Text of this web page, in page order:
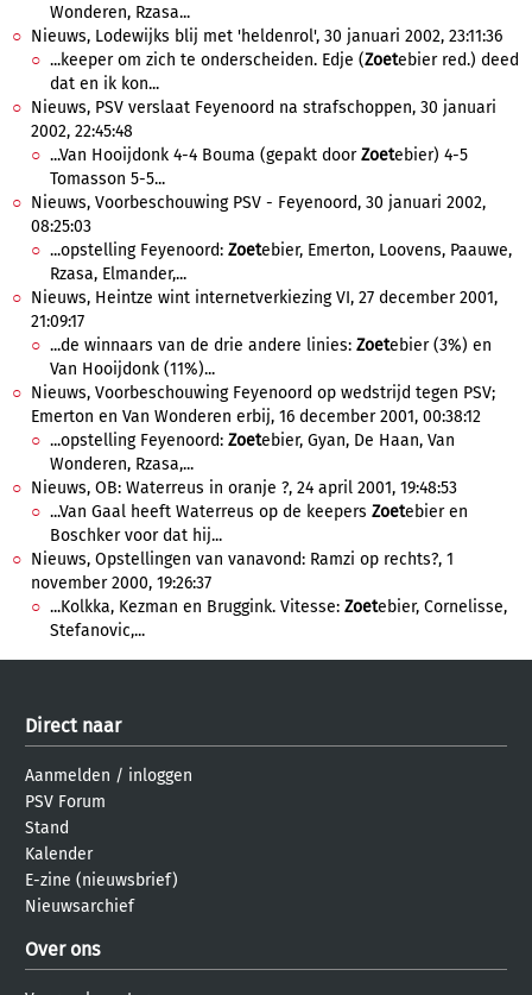
Wonderen, Rzasa...
Nieuws, Lodewijks blij met 'heldenrol', 30 januari 2002, 23:11:36
...keeper om zich te onderscheiden. Edje (Zoetebier red.) deed
dat en ik kon...
Nieuws, PSV verslaat Feyenoord na strafschoppen, 30 januari
2002, 22:45:48
...Van Hooijdonk 4-4 Bouma (gepakt doorZoetebier) 4-5
Tomasson 5-5...
Nieuws, Voorbeschouwing PSV - Feyenoord, 30 januari 2002,
08:25:03
...opstelling Feyenoord: Zoetebier, Emerton, Loovens, Paauwe,
Rzasa, Elmander,...
Nieuws, Heintze wint internetverkiezing VI, 27 december 2001,
21:09:17
...de winnaars van de drie andere linies: Zoetebier (3%) en
Van Hooijdonk (11%)...
Nieuws, Voorbeschouwing Feyenoord op wedstrijd tegen PSV;
Emerton en Van Wonderen erbij, 16 december 2001, 00:38:12
...opstelling Feyenoord: Zoetebier, Gyan, De Haan, Van
Wonderen, Rzasa,...
Nieuws, OB: Waterreus in oranje ?, 24 april 2001, 19:48:53
...Van Gaal heeft Waterreus op de keepers Zoetebier en
Boschker voor dat hij...
Nieuws, Opstellingen van vanavond: Ramzi op rechts?, 1
november 2000, 19:26:37
...Kolkka, Kezman en Bruggink. Vitesse: Zoetebier, Cornelisse,
Stefanovic,...
Direct naar
Aanmelden / inloggen
PSV Forum
Stand
Kalender
E-zine (nieuwsbrief)
Nieuwsarchief
Over ons